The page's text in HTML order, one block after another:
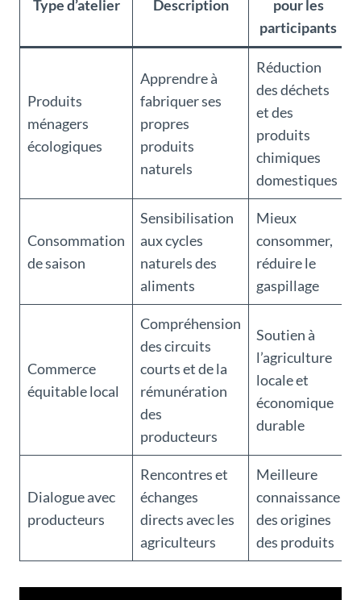
Type d’atelier Description
pour les
participants
Produits
ménagers
écologiques
Apprendre à
fabriquer ses
propres
produits
naturels
Réduction
des déchets
et des
produits
chimiques
domestiques
Consommation
de saison
Sensibilisation
aux cycles
naturels des
aliments
Mieux
consommer,
réduire le
gaspillage
Commerce
équitable local
Compréhension
des circuits
courts et de la
rémunération
des
producteurs
Soutien à
l’agriculture
locale et
économique
durable
Dialogue avec
producteurs
Rencontres et
échanges
directs avec les
agriculteurs
Meilleure
connaissance
des origines
des produits